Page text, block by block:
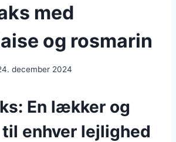
med
og rosmarin
december 2024
En lækker og
enhver lejlighed